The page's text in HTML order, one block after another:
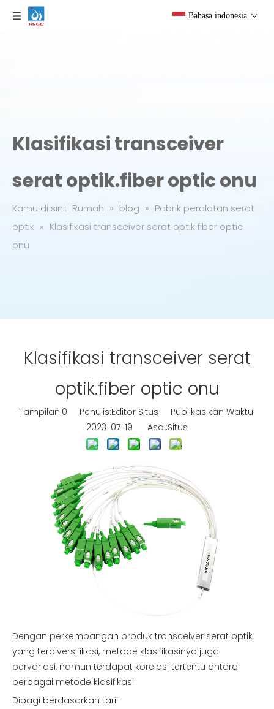
Bahasa indonesia
Klasifikasi transceiver
serat optik.fiber optic onu
Kamu di sini: Rumah » blog » Pabrik peralatan serat
optik » Klasifikasi transceiver serat optik.fiber optic
onu
Klasifikasi transceiver serat
optik.fiber optic onu
Tampilan:0 Penulis:Editor Situs Publikasikan Waktu:
2023-07-19 Asal:Situs
Dengan perkembangan produk transceiver serat optik
yang terdiversifikasi, metode klasifikasinya juga
bervariasi, namun terdapat korelasi tertentu antara
berbagai metode klasifikasi.
Dibagi berdasarkan tarif